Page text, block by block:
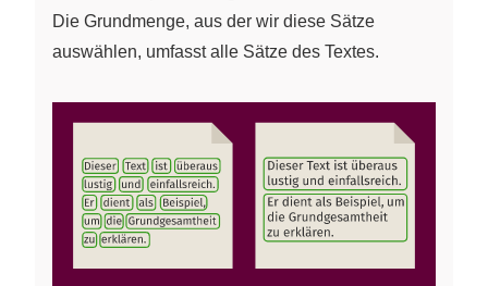
Die Grundmenge, aus der wir diese Sätze
auswählen, umfasst alle Sätze des Textes.